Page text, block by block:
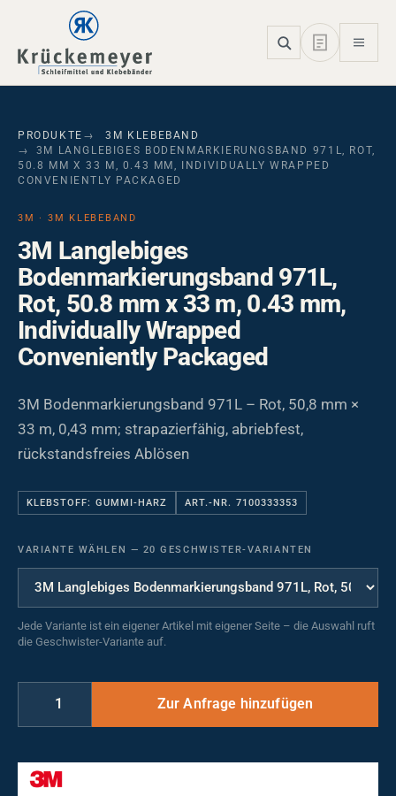
Skip to main navigation
Skip to main content
Skip to page footer
PRODUKTE
3M KLEBEBAND
3M LANGLEBIGES BODENMARKIERUNGSBAND 971L, ROT,
50.8 MM X 33 M, 0.43 MM, INDIVIDUALLY WRAPPED
CONVENIENTLY PACKAGED
3M · 3M KLEBEBAND
3M Langlebiges
Bodenmarkierungsband 971L,
Rot, 50.8 mm x 33 m, 0.43 mm,
Individually Wrapped
Conveniently Packaged
3M Bodenmarkierungsband 971L – Rot, 50,8 mm ×
33 m, 0,43 mm; strapazierfähig, abriebfest,
rückstandsfreies Ablösen
KLEBSTOFF: GUMMI-HARZ ART.-NR. 7100333353
VARIANTE WÄHLEN — 20 GESCHWISTER-VARIANTEN
Jede Variante ist ein eigener Artikel mit eigener Seite – die Auswahl ruft
die Geschwister-Variante auf.